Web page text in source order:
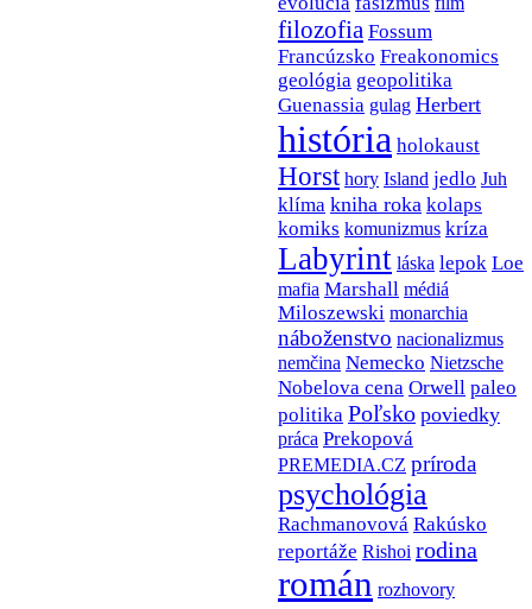
filozofia Fossum
Francúzsko Freakonomics
geológia geopolitika
Guenassia gulag Herbert
história holokaust
Horst hory Island jedlo Juh
klíma kniha roka kolaps
komiks komunizmus kríza
Labyrint láska lepok Loe
mafia Marshall médiá
Miloszewski monarchia
náboženstvo nacionalizmus
nemčina Nemecko Nietzsche
Nobelova cena Orwell paleo
politika Poľsko poviedky
práca Prekopová
PREMEDIA.CZ príroda
psychológia
Rachmanovová Rakúsko
reportáže Rishoi rodina
román rozhovory